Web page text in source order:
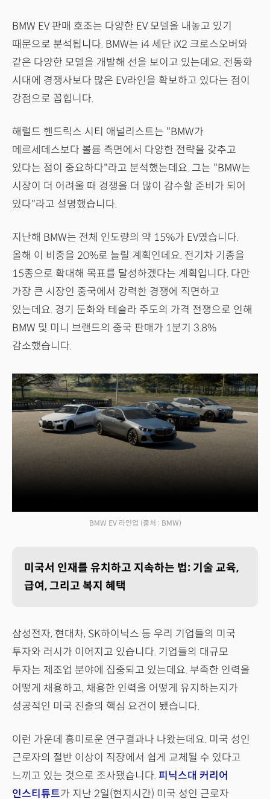
BMW EV 판매 호조는 다양한 EV 모델을 내놓고 있기
때문으로 분석됩니다. BMW는 i4 세단 iX2 크로스오버와
같은 다양한 모델을 개발해 선을 보이고 있는데요. 전동화
시대에 경쟁사보다 많은 EV라인을 확보하고 있다는 점이
강점으로 꼽힙니다.
해럴드 헨드릭스 시티 애널리스트는 "BMW가
메르세데스보다 볼륨 측면에서 다양한 전략을 갖추고
있다는 점이 중요하다"라고 분석했는데요. 그는 "BMW는
시장이 더 어려울 때 경쟁을 더 많이 감수할 준비가 되어
있다"라고 설명했습니다.
지난해 BMW는 전체 인도량의 약 15%가 EV였습니다.
올해 이 비중을 20%로 늘릴 계획인데요. 전기차 기종을
15종으로 확대해 목표를 달성하겠다는 계획입니다. 다만
가장 큰 시장인 중국에서 강력한 경쟁에 직면하고
있는데요. 경기 둔화와 테슬라 주도의 가격 전쟁으로 인해
BMW 및 미니 브랜드의 중국 판매가 1분기 3.8%
감소했습니다.
BMW EV 라인업 (출처 : BMW)
미국서 인재를 유치하고 지속하는 법: 기술 교육,
급여, 그리고 복지 혜택
삼성전자, 현대차, SK하이닉스 등 우리 기업들의 미국
투자와 러시가 이어지고 있습니다. 기업들의 대규모
투자는 제조업 분야에 집중되고 있는데요. 부족한 인력을
어떻게 채용하고, 채용한 인력을 어떻게 유지하는지가
성공적인 미국 진출의 핵심 요건이 됐습니다.
이런 가운데 흥미로운 연구결과나 나왔는데요. 미국 성인
근로자의 절반 이상이 직장에서 쉽게 교체될 수 있다고
느끼고 있는 것으로 조사됐습니다. 피닉스대 커리어
인스티튜트가 지난 2일(현지시간) 미국 성인 근로자